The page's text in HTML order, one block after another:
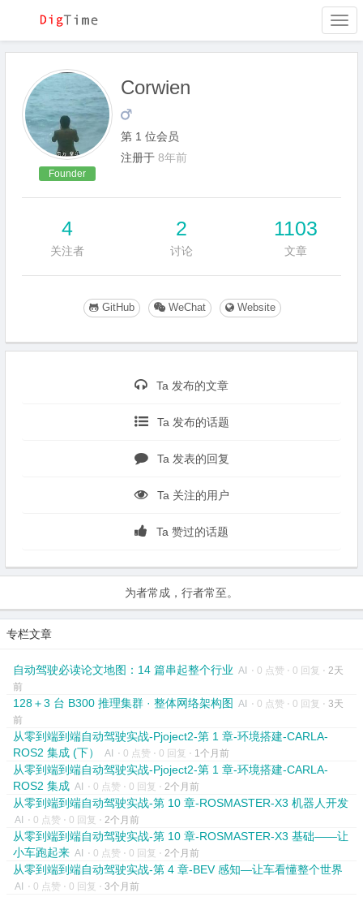
Founder
Corwien
第 1 位会员
注册于 8年前
4
关注者
2
讨论
1103
文章
GitHub WeChat Website
Ta 发布的文章
Ta 发布的话题
Ta 发表的回复
Ta 关注的用户
Ta 赞过的话题
为者常成，行者常至。
专栏文章
自动驾驶必读论文地图：14 篇串起整个行业 AI ⋅ 0 点赞 ⋅ 0 回复 ⋅ 2天
前
128＋3 台 B300 推理集群 · 整体网络架构图 AI ⋅ 0 点赞 ⋅ 0 回复 ⋅ 3天
前
从零到端到端自动驾驶实战-Pjoject2-第 1 章-环境搭建-CARLA-
ROS2 集成 (下）
AI ⋅ 0 点赞 ⋅ 0 回复 ⋅ 1个月前
从零到端到端自动驾驶实战-Pjoject2-第 1 章-环境搭建-CARLA-
ROS2 集成 AI ⋅ 0 点赞 ⋅ 0 回复 ⋅ 2个月前
从零到端到端自动驾驶实战-第 10 章-ROSMASTER-X3 机器人开发
AI ⋅ 0 点赞 ⋅ 0 回复 ⋅ 2个月前
从零到端到端自动驾驶实战-第 10 章-ROSMASTER-X3 基础——让
小车跑起来 AI ⋅ 0 点赞 ⋅ 0 回复 ⋅ 2个月前
从零到端到端自动驾驶实战-第 4 章-BEV 感知—让车看懂整个世界
AI ⋅ 0 点赞 ⋅ 0 回复 ⋅ 3个月前